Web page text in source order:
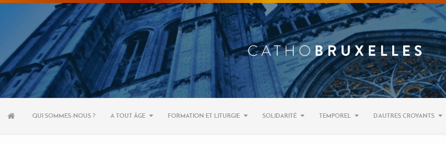
au
contenu
QUI SOMMES-NOUS ? A TOUT ÂGE FORMATION ET LITURGIE SOLIDARITÉ TEMPOREL D’AUTRES CROYANTS